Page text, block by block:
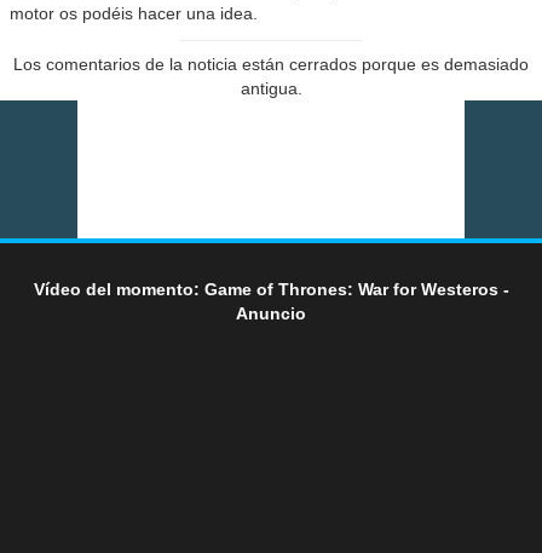
motor os podéis hacer una idea.
Los comentarios de la noticia están cerrados porque es demasiado
antigua.
Vídeo del momento: Game of Thrones: War for Westeros -
Anuncio